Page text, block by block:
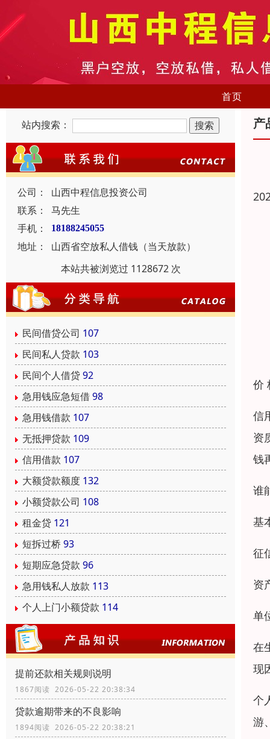
首页
站内搜索：
公司：
山西中程信息投资公司
联系：
马先生
手机：
18188245055
地址：
山西省空放私人借钱（当天放款）
本站共被浏览过 1128672 次
民间借贷公司 107
民间私人贷款 103
民间个人借贷92
急用钱应急短借98
急用钱借款 107
无抵押贷款 109
信用借款 107
大额贷款额度 132
小额贷款公司 108
租金贷 121
短拆过桥 93
短期应急贷款 96
急用钱私人放款 113
个人上门小额贷款 114
提前还款相关规则说明
1867阅读 2026-05-22 20:38:34
贷款逾期带来的不良影响
1894阅读 2026-05-22 20:38:21
产
价
信
资
钱
谁
基
征
资
单
在
现
个
游